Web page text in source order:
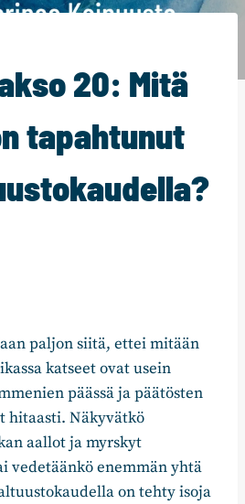
20: Mitä
tapahtunut
paljon siitä, ettei mitään
katseet ovat usein
päässä ja päätösten
hitaasti. Näkyvätkö
aallot ja myrskyt
vedetäänkö enemmän yhtä
on tehty isoja